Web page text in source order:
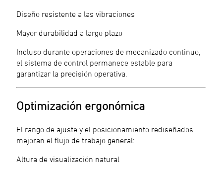
Diseño resistente a las vibraciones
Mayor durabilidad a largo plazo
Incluso durante operaciones de mecanizado continuo,
el sistema de control permanece estable para
garantizar la precisión operativa.
Optimización ergonómica
El rango de ajuste y el posicionamiento rediseñados
mejoran el flujo de trabajo general:
Altura de visualización natural